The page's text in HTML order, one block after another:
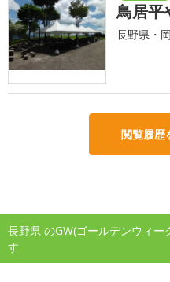
鳥居平
長野県・
閲覧履歴
長野県 のGW(ゴールデンウィ
す